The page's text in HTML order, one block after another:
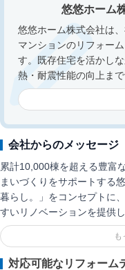
悠悠ホーム
悠悠ホーム株式会社は
マンションのリフォー
す。既存住宅を活かし
熱・耐震性能の向上ま
います。特に、建て替
を実現する提案や、二
ながる動線設計や収納
続けられるよう、保証
ます。長く住み慣れた
たい方に適したリノベ
会社からのメッセージ
累計10,000棟を超える豊富
まいづくりをサポートする
暮らし。」をコンセプトに
すいリノベーションを提供
ョンまで幅広く対応。CGや
と、コンテスト受賞歴のあ
とことん実現する大満足の
対応可能なリフォーム